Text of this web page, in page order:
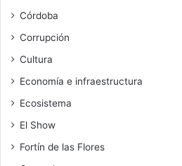
Córdoba
Corrupción
Cultura
Economía e infraestructura
Ecosistema
El Show
Fortín de las Flores